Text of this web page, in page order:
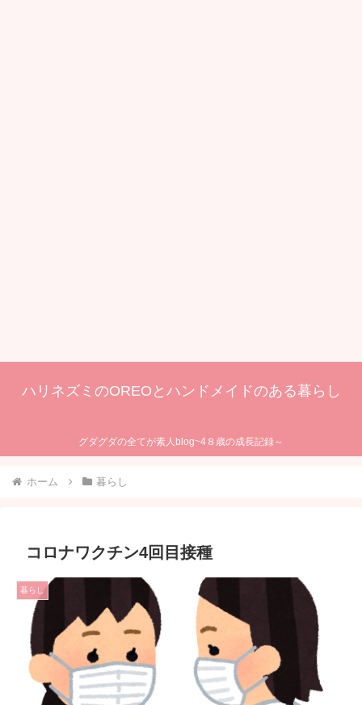
ハリネズミのOREOとハンドメイドのある暮らし
グダグダの全てが素人blog~4８歳の成長記録～
ホーム 暮らし
コロナワクチン4回目接種
暮らし